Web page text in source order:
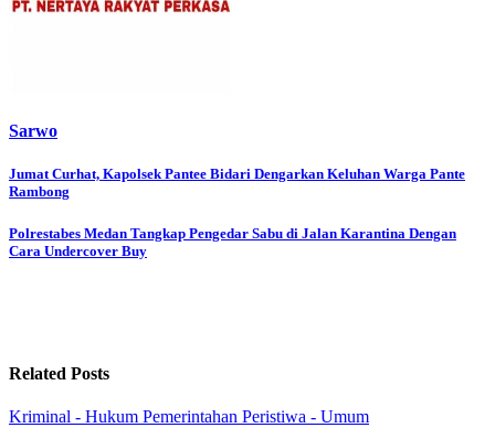
Sarwo
Post
navigation
Jumat Curhat, Kapolsek Pantee Bidari Dengarkan Keluhan Warga Pante
Rambong
Polrestabes Medan Tangkap Pengedar Sabu di Jalan Karantina Dengan
Cara Undercover Buy
Related Posts
Kriminal - Hukum Pemerintahan Peristiwa - Umum